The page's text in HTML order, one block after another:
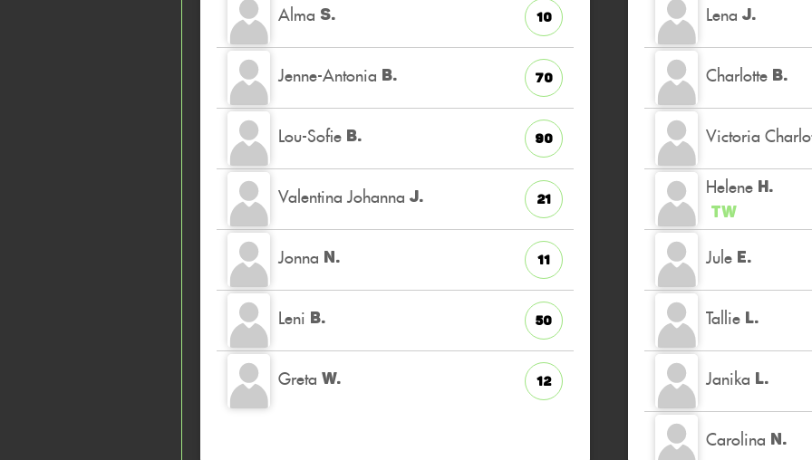
Alma S. 10
Jenne-Antonia B. 70
Lou-Sofie B. 90
Valentina Johanna J. 21
Jonna N. 11
Leni B. 50
Greta W. 12
Lena J.
Charlotte B.
Victoria
Helene H.
TW
Jule E.
Tallie L.
Janika L.
Carolina N.